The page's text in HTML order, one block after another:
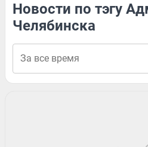
Новости по тэгу
Челябинска